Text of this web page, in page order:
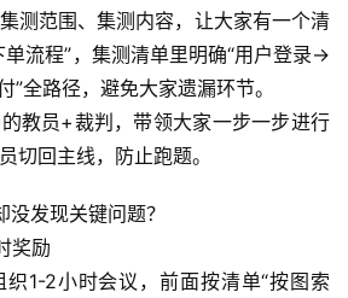
测范围、集测内容，让大家有一个清
单流程”，集测清单里明确“用户登录→
全路径，避免大家遗漏环节。
教员+裁判，带领大家一步一步进行
切回主线，防止跑题。
发现关键问题？
奖励
1-2小时会议，前面按清单“按图索